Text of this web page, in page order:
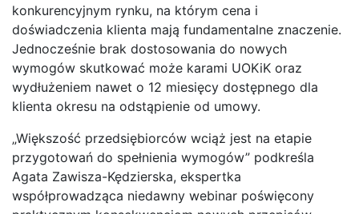
konkurencyjnym rynku, na którym cena i
doświadczenia klienta mają fundamentalne znaczenie.
Jednocześnie brak dostosowania do nowych
wymogów skutkować może karami UOKiK oraz
wydłużeniem nawet o 12 miesięcy dostępnego dla
klienta okresu na odstąpienie od umowy.
„Większość przedsiębiorców wciąż jest na etapie
przygotowań do spełnienia wymogów” podkreśla
Agata Zawisza-Kędzierska, ekspertka
współprowadząca niedawny webinar poświęcony